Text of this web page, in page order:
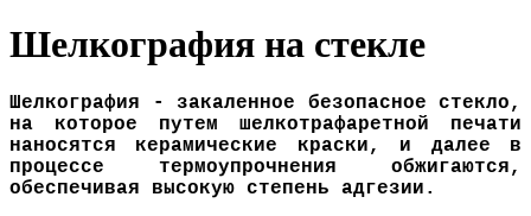
Шелкография на стекле
Шелкография
- закаленное безопасное стекло,
на которое путем шелкотрафаретной печати
наносятся керамические краски, и далее в
процессе термоупрочнения обжигаются,
обеспечивая высокую степень адгезии.